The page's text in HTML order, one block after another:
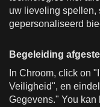
uw lieveling spellen,
gepersonaliseerd
Begeleiding
In Chroom, click on
Veiligheid", en
Gegevens." You kan